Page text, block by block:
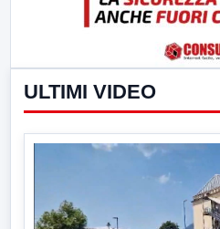
ULTIMI VIDEO